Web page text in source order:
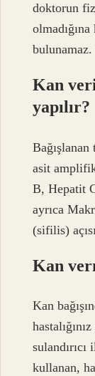
doktorun
Kan
yapılır?
asit
B, Hepatit
ayrıca
(sifilis)
Kan
Kan
kullanan,